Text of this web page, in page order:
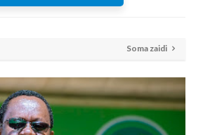
Soma zaidi